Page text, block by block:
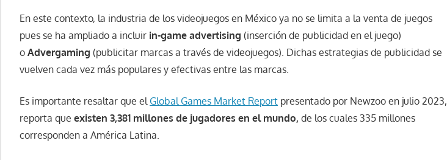
En este contexto, la industria de los videojuegos en México ya no se limita a la venta de juegos
pues se ha ampliado a incluir in-game advertising (inserción de publicidad en el juego)
o Advergaming (publicitar marcas a través de videojuegos). Dichas estrategias de publicidad se
vuelven cada vez más populares y efectivas entre las marcas.
Es importante resaltar que el Global Games Market Report presentado por Newzoo en julio 2023,
reporta que existen 3,381 millones de jugadores en el mundo, de los cuales 335 millones
corresponden a América Latina.